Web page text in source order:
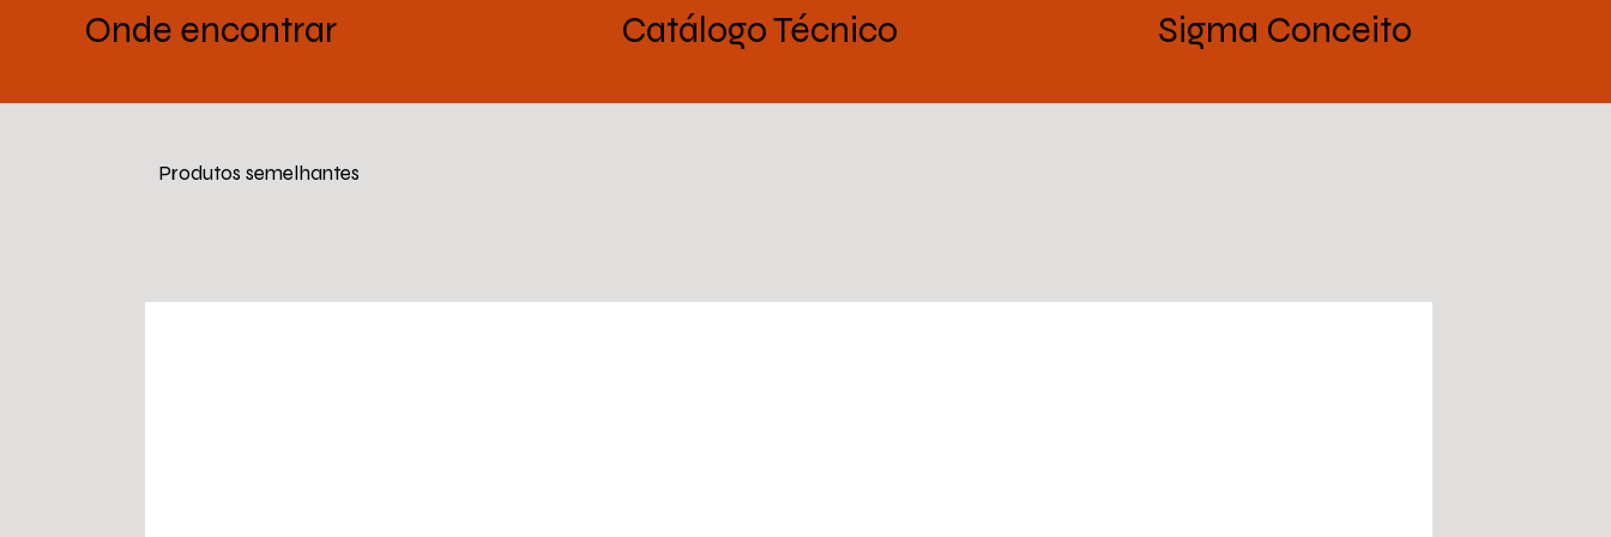
Onde encontrar Catálogo Técnico Sigma Conceito
Produtos semelhantes